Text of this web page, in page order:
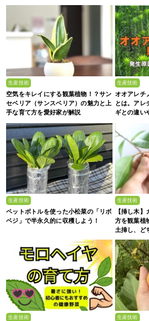
生産技術
空気をキレイにする観葉植物！？サン
セベリア（サンスベリア）の魅力と上
手な育て方を愛好家が解説
生産技術
オオアレチ
とは。アレ
ギとの違い
生産技術
ペットボトルを使った小松菜の「リボ
ベジ」で半永久的に収穫しよう！
生産技術
【挿し木
方を観葉植
土挿し、ど
生産技術 生産技術